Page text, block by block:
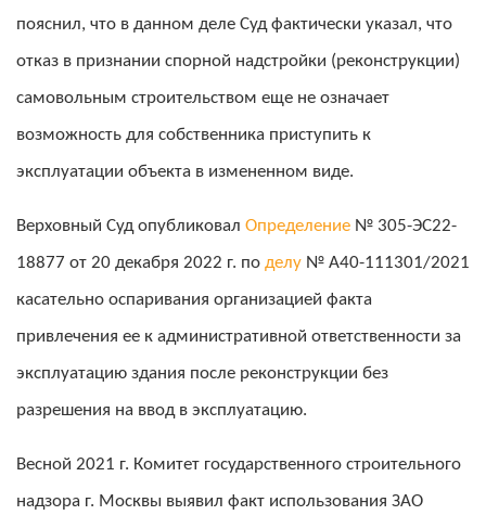
пояснил, что в данном деле Суд фактически указал, что
отказ в признании спорной надстройки (реконструкции)
самовольным строительством еще не означает
возможность для собственника приступить к
эксплуатации объекта в измененном виде.
Верховный Суд опубликовал Определение № 305-ЭС22-
18877 от 20 декабря 2022 г. по делу № А40-111301/2021
касательно оспаривания организацией факта
привлечения ее к административной ответственности за
эксплуатацию здания после реконструкции без
разрешения на ввод в эксплуатацию.
Весной 2021 г. Комитет государственного строительного
надзора г. Москвы выявил факт использования ЗАО